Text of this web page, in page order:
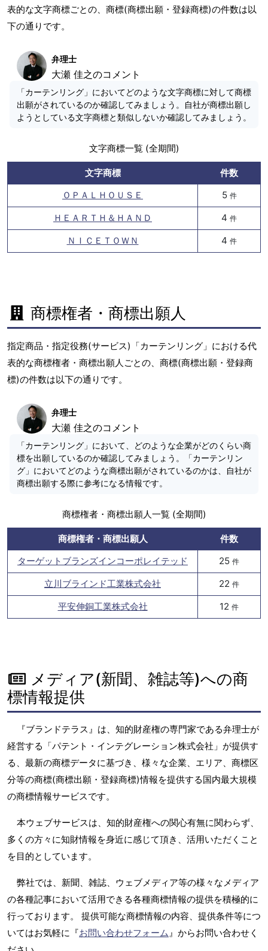
表的な文字商標ごとの、商標(商標出願・登録商標)の件数は以
下の通りです。
弁理士
大瀬 佳之のコメント
「カーテンリング」においてどのような文字商標に対して商標
出願がされているのか確認してみましょう。自社が商標出願し
ようとしている文字商標と類似しないか確認してみましょう。
文字商標一覧 (全期間)
文字商標
件数
ＯＰＡＬＨＯＵＳＥ
5 件
ＨＥＡＲＴＨ＆ＨＡＮＤ 4 件
ＮＩＣＥＴＯＷＮ 4 件
商標権者・商標出願人
指定商品・指定役務(サービス)「カーテンリング」における代
表的な商標権者・商標出願人ごとの、商標(商標出願・登録商
標)の件数は以下の通りです。
弁理士
大瀬 佳之のコメント
「カーテンリング」において、どのような企業がどのくらい商
標を出願しているのか確認してみましょう。「カーテンリン
グ」においてどのような商標出願がされているのかは、自社が
商標出願する際に参考になる情報です。
商標権者・商標出願人一覧 (全期間)
商標権者・商標出願人
件数
ターゲットブランズインコーポレイテッド
25 件
立川ブラインド工業株式会社 22 件
平安伸銅工業株式会社 12 件
メディア(新聞、雑誌等)への商
標情報提供
『ブランドテラス』は、知的財産権の専門家である弁理士が
経営する「パテント・インテグレーション株式会社」が提供す
る、最新の商標データに基づき、様々な企業、エリア、商標区
分等の商標(商標出願・登録商標)情報を提供する国内最大規模
の商標情報サービスです。
本ウェブサービスは、知的財産権への関心有無に関わらず、
多くの方々に知財情報を身近に感じて頂き、活用いただくこと
を目的としています。
弊社では、新聞、雑誌、ウェブメディア等の様々なメディア
の各種記事において活用できる各種商標情報の提供を積極的に
行っております。 提供可能な商標情報の内容、提供条件等につ
いてはお気軽に『お問い合わせフォーム』からお問い合わせく